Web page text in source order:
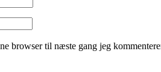
browser til næste gang jeg